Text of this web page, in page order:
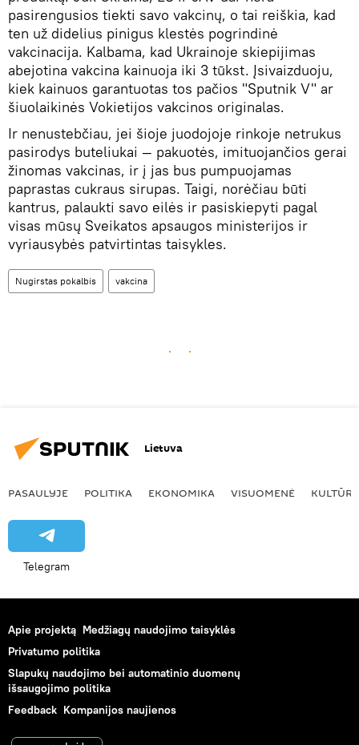
pasirengusios tiekti savo vakcinų, o tai reiškia, kad
ten už didelius pinigus klestės pogrindinė
vakcinacija. Kalbama, kad Ukrainoje skiepijimas
abejotina vakcina kainuoja iki 3 tūkst. Įsivaizduoju,
kiek kainuos garantuotas tos pačios "Sputnik V" ar
šiuolaikinės Vokietijos vakcinos originalas.
Ir nenustebčiau, jei šioje juodojoje rinkoje netrukus
pasirodys buteliukai — pakuotės, imituojančios gerai
žinomas vakcinas, ir į jas bus pumpuojamas
paprastas cukraus sirupas. Taigi, norėčiau būti
kantrus, palaukti savo eilės ir pasiskiepyti pagal
visas mūsų Sveikatos apsaugos ministerijos ir
vyriausybės patvirtintas taisykles.
Nugirstas pokalbis vakcina
Lietuva
PASAULYJE POLITIKA EKONOMIKA VISUOMENĖ KULTŪRA
Telegram
Apie projektą Medžiagų naudojimo taisyklės
Privatumo politika
Slapukų naudojimo bei automatinio duomenų
išsaugojimo politika
Feedback Kompanijos naujienos